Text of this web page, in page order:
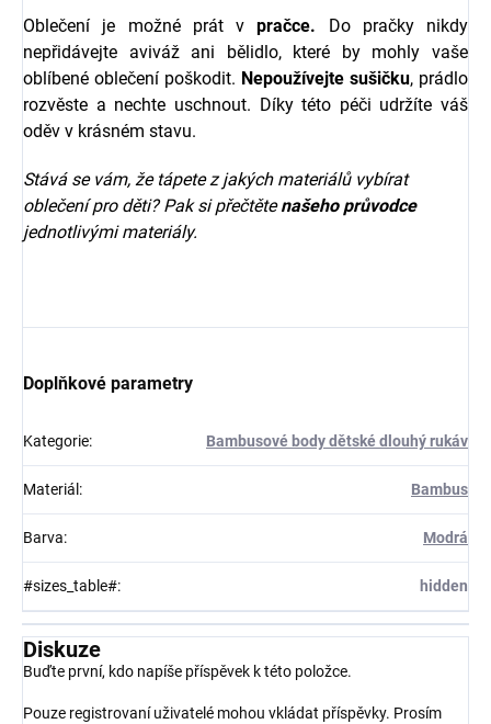
Oblečení je možné prát vpračce. Do pračky nikdy
nepřidávejte aviváž ani bělidlo, které by mohly vaše
oblíbené oblečení poškodit. Nepoužívejte sušičku, prádlo
rozvěste a nechte uschnout. Díky této péči udržíte váš
oděv v krásném stavu.
Stává se vám, že tápete z jakých materiálů vybírat
oblečení pro děti? Pak si přečtětenašeho průvodce
jednotlivými materiály.
Doplňkové parametry
Kategorie: Bambusové body dětské dlouhý rukáv
Materiál : Bambus
Barva: Modrá
#sizes_table#: hidden
Diskuze
Buďte první, kdo napíše příspěvek k této položce.
Pouze registrovaní uživatelé mohou vkládat příspěvky. Prosím